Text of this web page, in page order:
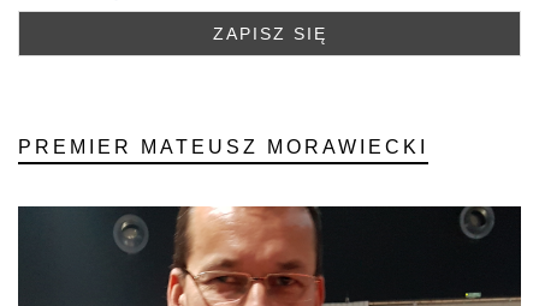
PREMIER MATEUSZ MORAWIECKI